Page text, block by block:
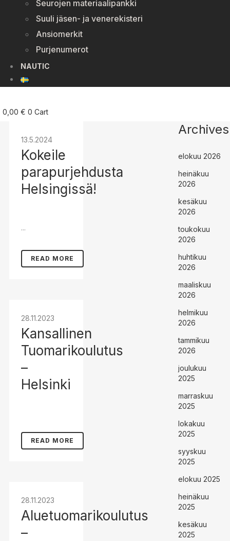
Seurojen materiaalipankki
Suuli jäsen- ja venerekisteri
Ansiomerkit
Purjenumerot
NAUTIC
0,00 € 0 Cart
13.5.2024
Kokeile
parapurjehdusta
Helsingissä!
...
READ MORE
28.11.2023
Kansallinen
Tuomarikoulutus
–
Helsinki
READ MORE
28.11.2023
Aluetuomarikoulutus
–
Archives
elokuu 2026
heinäkuu
2026
kesäkuu
2026
toukokuu
2026
huhtikuu
2026
maaliskuu
2026
helmikuu
2026
tammikuu
2026
joulukuu
2025
marraskuu
2025
lokakuu
2025
syyskuu
2025
elokuu 2025
heinäkuu
2025
kesäkuu
2025